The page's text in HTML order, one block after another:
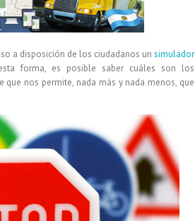
a disposición de los ciudadanos un simulador
forma, es posible saber cuáles son los
nos permite, nada más y nada menos, que